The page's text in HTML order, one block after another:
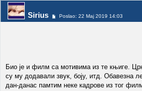
Sirius Poslao: 22 Maj 2019 14:03
Био је и филм са мотивима из те књиге.
су му додавали звук, боју, итд. Обавезна
дан-данас памтим неке кадрове из тог